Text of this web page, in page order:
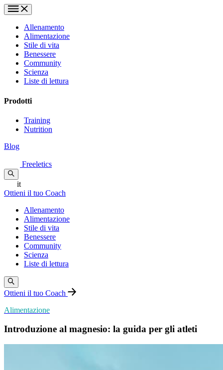
Allenamento
Alimentazione
Stile di vita
Benessere
Community
Scienza
Liste di lettura
Prodotti
Training
Nutrition
Blog
Freeletics
it
Ottieni il tuo Coach
Allenamento
Alimentazione
Stile di vita
Benessere
Community
Scienza
Liste di lettura
Ottieni il tuo Coach
Alimentazione
Introduzione al magnesio: la guida per gli atleti